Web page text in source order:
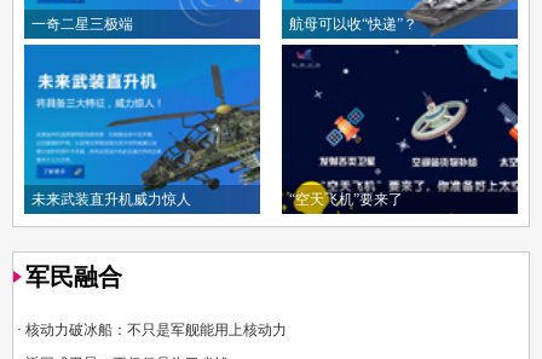
一奇二星三极端 航母可以收“快递”？
未来武装直升机威力惊人 “空天飞机”要来了
军民融合
· 核动力破冰船：不只是军舰能用上核动力